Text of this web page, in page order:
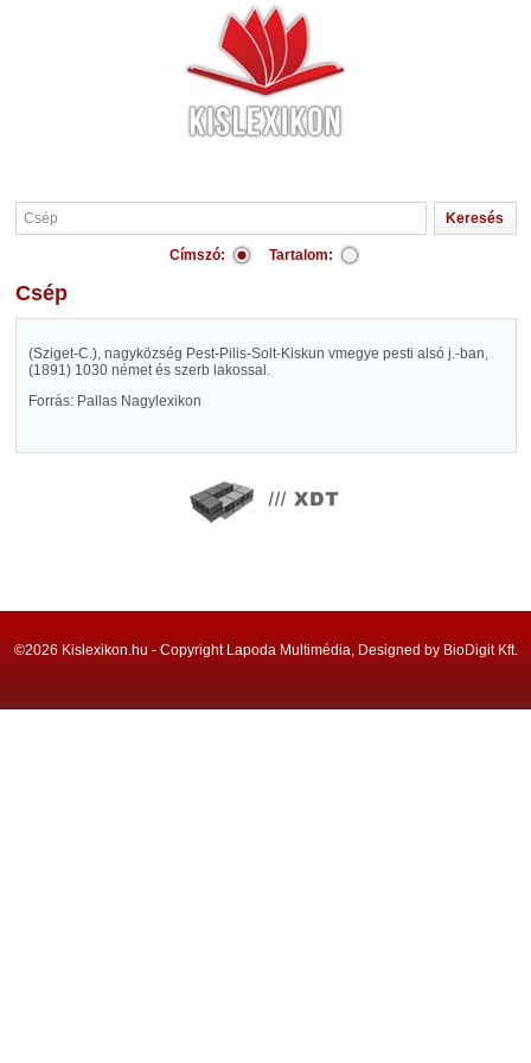
Címszó: Tartalom:
Csép
(Sziget-C.), nagyközség Pest-Pilis-Solt-Kiskun vmegye pesti alsó j.-ban,
(1891) 1030 német és szerb lakossal.
Forrás: Pallas Nagylexikon
©2026 Kislexikon.hu - Copyright Lapoda Multimédia, Designed by BioDigit Kft.